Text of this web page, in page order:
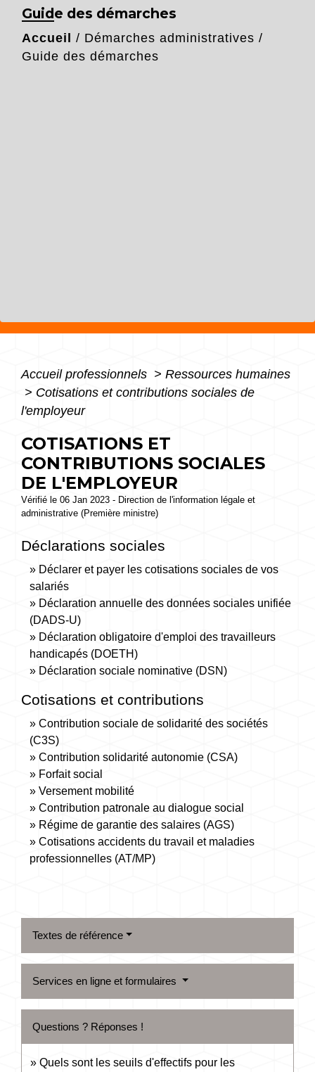
Guide des démarches
Accueil / Démarches administratives /
Guide des démarches
Accueil professionnels > Ressources humaines
> Cotisations et contributions sociales de
l'employeur
COTISATIONS ET
CONTRIBUTIONS SOCIALES
DE L'EMPLOYEUR
Vérifié le 06 Jan 2023 - Direction de l'information légale et
administrative (Première ministre)
Déclarations sociales
Déclarer et payer les cotisations sociales de vos
salariés
Déclaration annuelle des données sociales unifiée
(DADS-U)
Déclaration obligatoire d'emploi des travailleurs
handicapés (DOETH)
Déclaration sociale nominative (DSN)
Cotisations et contributions
Contribution sociale de solidarité des sociétés
(C3S)
Contribution solidarité autonomie (CSA)
Forfait social
Versement mobilité
Contribution patronale au dialogue social
Régime de garantie des salaires (AGS)
Cotisations accidents du travail et maladies
professionnelles (AT/MP)
Textes de référence
Services en ligne et formulaires
Questions ? Réponses !
Quels sont les seuils d'effectifs pour les